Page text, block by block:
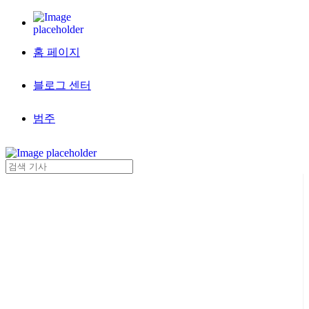
홈 페이지
블로그 센터
범주